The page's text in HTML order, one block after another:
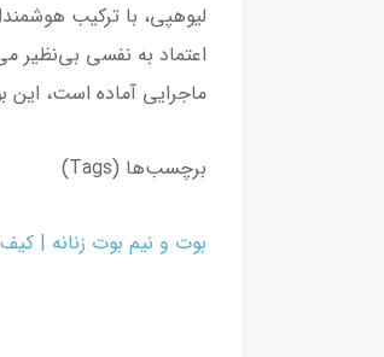
لیوهپی، با ترکیب
اعتماد به نفسی
ماجرایی آماده است، این
برچسب‌ها (Tags)
بوت و نیم بوت زنانه | کیف